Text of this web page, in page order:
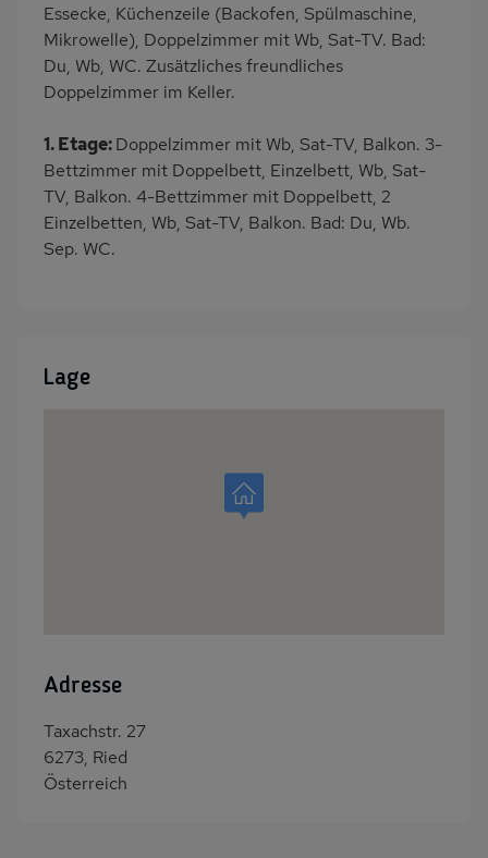
Essecke, Küchenzeile (Backofen, Spülmaschine,
Mikrowelle), Doppelzimmer mit Wb, Sat-TV. Bad:
Du, Wb, WC. Zusätzliches freundliches
Doppelzimmer im Keller.
1. Etage:Doppelzimmer mit Wb, Sat-TV, Balkon. 3-
Bettzimmer mit Doppelbett, Einzelbett, Wb, Sat-
TV, Balkon. 4-Bettzimmer mit Doppelbett, 2
Einzelbetten, Wb, Sat-TV, Balkon. Bad: Du, Wb.
Sep. WC.
Lage
Adresse
Taxachstr. 27
6273, Ried
Österreich